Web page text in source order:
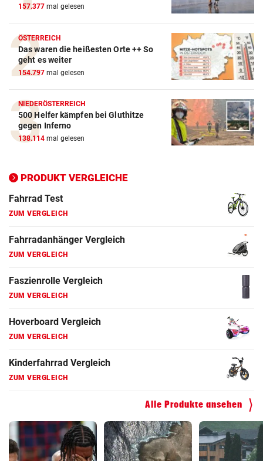
157.377 mal gelesen
ÖSTERREICH
Das waren die heißesten Orte ++ So
geht es weiter
154.797 mal gelesen
NIEDERÖSTERREICH
500 Helfer kämpfen bei Gluthitze
gegen Inferno
138.114 mal gelesen
PRODUKT VERGLEICHE
ZUM VERGLEICH
Crosstrainer Vergleich
ZUM VERGLEICH
E-Bike Vergleich
ZUM VERGLEICH
Elektro-Scooter Vergleich
ZUM VERGLEICH
ZUM VERGLEICH
Fahrrad Test
ZUM VERGLEICH
Fahrradanhänger Vergleich
ZUM VERGLEICH
Faszienrolle Vergleich
ZUM VERGLEICH
Hoverboard Vergleich
ZUM VERGLEICH
Kinderfahrrad Vergleich
ZUM VERGLEICH
Alle Produkte ansehen